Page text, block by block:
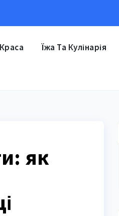
Їжа Та Кулінарія
як